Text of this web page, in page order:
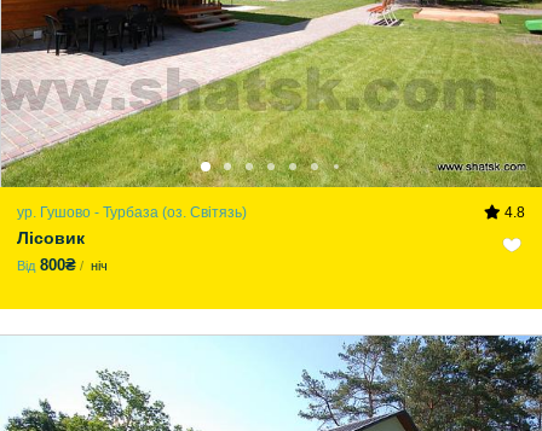
ур. Гушово - Турбаза (оз. Світязь) 4.8
Лісовик
Від 800₴ ніч